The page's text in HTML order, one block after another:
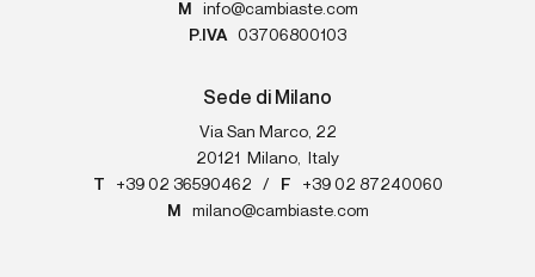
M
info@cambiaste.com
P.IVA
03706800103
Sede di Milano
Via San Marco, 22
20121
Milano,
Italy
T
+39 02 36590462 / F
+39 02 87240060
M
milano@cambiaste.com